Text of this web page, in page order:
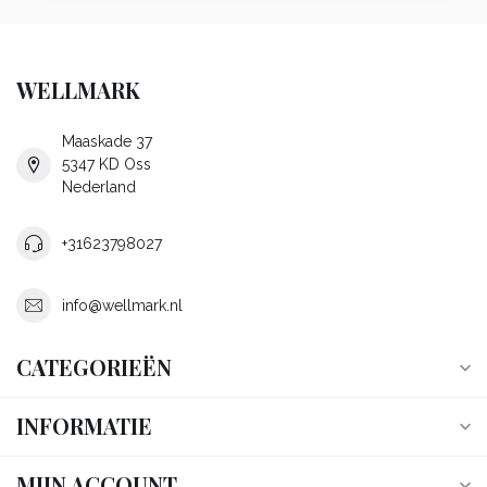
WELLMARK
Maaskade 37
5347 KD Oss
Nederland
+31623798027
info@wellmark.nl
CATEGORIEËN
INFORMATIE